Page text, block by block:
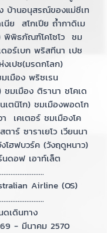
บ้านอนุสรณ์ของแม่ชีเท
นีย สโกเปีย ถ้ำกาดิเม
พิพิธภัณฑ์โคโซโว ชม
อร์เบก พริสทีนา เปช
เปช(มรดกโลก)
เมือง พริซเรน
ชมเมือง ติรานา ชโคเด
ตนิโก) ชมเมืองพอดโก
เคเตอร์ ชมเมืองโค
าร์ ซาราเยโว เวียนนา
โฮฟบวร์ค (วังฤดูหนาว)
ดอฟ เอาท์เล็ต
Airline (OS)
ดเดินทาง
- มีนาคม 2570